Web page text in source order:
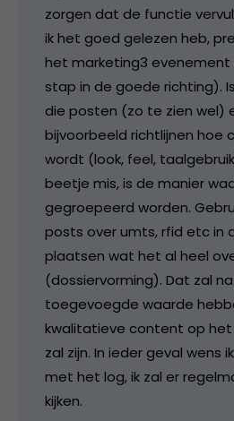
zorgen dat de functie
ik het goed gelezen heb,
het marketing3 evenement
stap in de goede richting).
die posten (zo te zien wel)
bijvoorbeeld richtlijnen hoe
wordt (look, feel,
beetje mis, is de manier
gegroepeerd worden.
posts over umts, rfid etc in
plaatsen wat het al heel
(dossiervorming). Dat zal
toegevoegde waarde
kwalitatieve content op
zal zijn. In ieder geval wens
met het log, ik zal er
kijken.